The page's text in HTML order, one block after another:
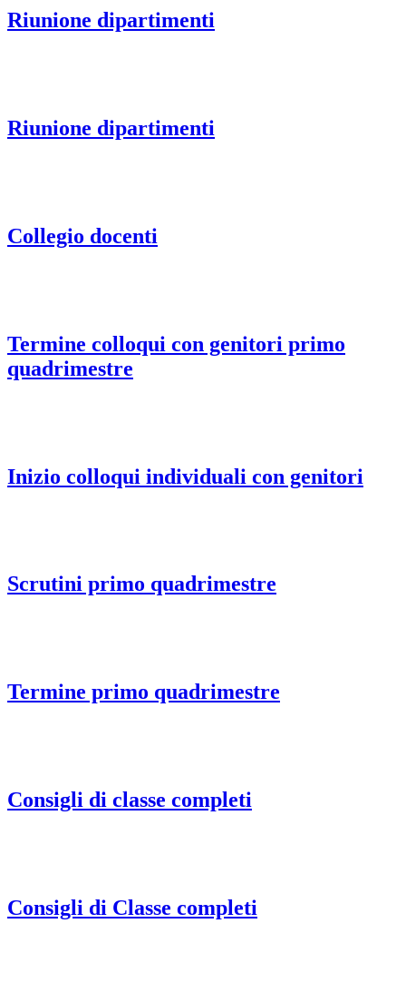
Riunione dipartimenti
Riunione dipartimenti
Collegio docenti
Termine colloqui con genitori primo
quadrimestre
Inizio colloqui individuali con genitori
Scrutini primo quadrimestre
Termine primo quadrimestre
Consigli di classe completi
Consigli di Classe completi